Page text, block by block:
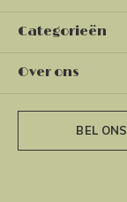
Categorieën
Over ons
BEL ONS